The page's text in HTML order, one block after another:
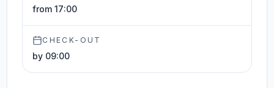
from 17:00
CHECK-OUT
by 09:00